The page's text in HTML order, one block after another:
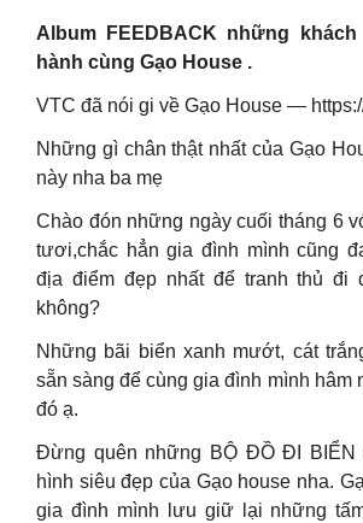
Album FEEDBACK những
hành cùng Gạo House .
VTC đã nói gi về Gạo House —
Những gì chân thật nhất của Gạo
này nha ba mẹ
Chào đón những ngày cuối tháng 6
tươi,chắc hẳn gia đình mình cũng
địa điểm đẹp nhất để tranh thủ đi
không?
Những bãi biển xanh mướt, cát
sẵn sàng để cùng gia đình mình hâm
đó ạ.
Đừng quên những BỘ ĐỒ ĐI BIỂN
hình siêu đẹp của Gạo house nha.
gia đình mình lưu giữ lại những